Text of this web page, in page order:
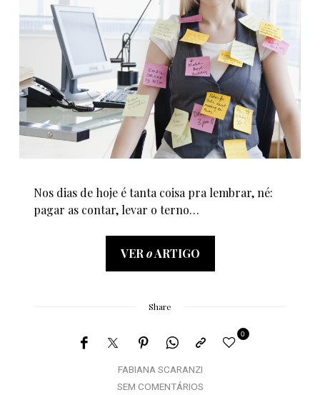
Nos dias de hoje é tanta coisa pra lembrar, né:
pagar as contar, levar o terno…
VER oARTIGO
Share
FABIANA SCARANZI
0
SEM COMENTÁRIOS